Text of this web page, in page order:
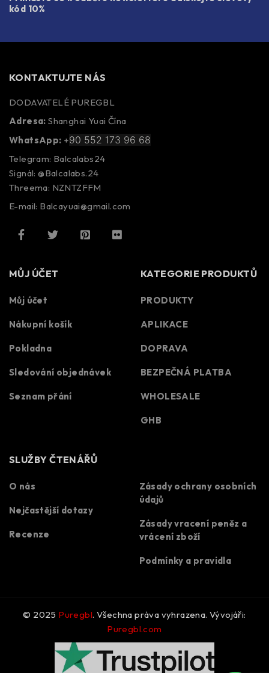
kód 10%
KONTAKTUJTE NÁS
DODAVATELÉ PUREGBL
Adresa: Shanghai Yuai Čína
WhatsApp: +90 552 173 96 68
Telegram: Balcalabs24
Signál: @Balcalabs.24
Threema: NZNTZFFM
E-mail: Balcayuai@gmail.com
MŮJ ÚČET
Můj účet
Nákupní košík
Pokladna
Sledování objednávek
Seznam přání
KATEGORIE PRODUKTŮ
PRODUKTY
APLIKACE
DOPRAVA
BEZPEČNÁ PLATBA
WHOLESALE
GHB
SLUŽBY ČTENÁŘŮ
O nás
Nejčastější dotazy
Recenze
Zásady ochrany osobních
údajů
Zásady vracení peněz a
vrácení zboží
Podmínky a pravidla
© 2025 Puregbl. Všechna práva vyhrazena. Vývojáři:
Puregbl.com
Dutch
French
Polish
Spanish